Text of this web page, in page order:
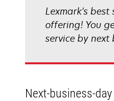
Lexmark's best
offering! You
service by next
Next-business-